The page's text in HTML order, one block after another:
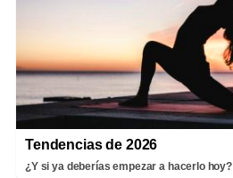
Tendencias de 2026
¿Y si ya deberías empezar a hacerlo hoy?